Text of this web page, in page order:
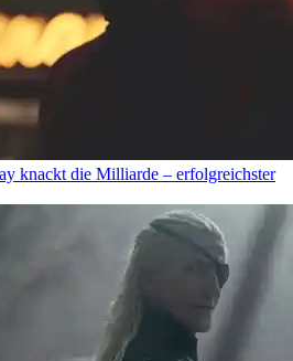
knackt die Milliarde – erfolgreichster